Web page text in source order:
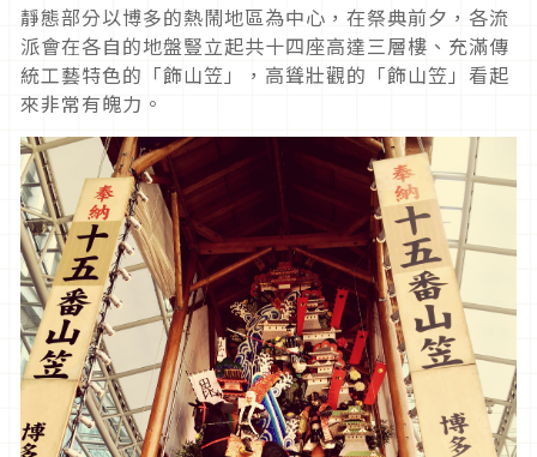
靜態部分以博多的熱鬧地區為中心，在祭典前夕，各流
派會在各自的地盤豎立起共十四座高達三層樓、充滿傳
統工藝特色的「飾山笠」，高聳壯觀的「飾山笠」看起
來非常有魄力。